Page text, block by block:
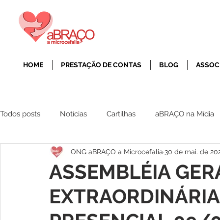
HOME PRESTAÇÃO DE CONTAS BLOG
Todos posts Notícias Cartilhas aBRAÇO na Mídia
ASSEMBLÉIA
ONG aBRAÇO a Microcefalia 30 de mai. de